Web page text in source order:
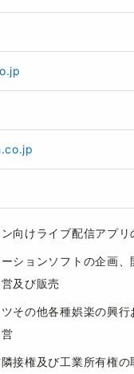
向けライブ配信アプリ
ションソフトの企画
及び販売
その他各種娯楽の興
接権及び工業所有権の